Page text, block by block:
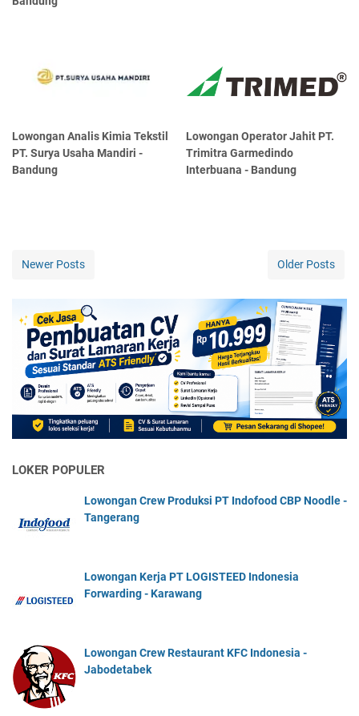
Lowongan Analis Kimia Tekstil
PT. Surya Usaha Mandiri -
Bandung
Lowongan Operator Jahit PT.
Trimitra Garmedindo
Interbuana - Bandung
Newer Posts Older Posts
LOKER POPULER
Lowongan Crew Produksi PT Indofood CBP Noodle -
Tangerang
Lowongan Kerja PT LOGISTEED Indonesia
Forwarding - Karawang
Lowongan Crew Restaurant KFC Indonesia -
Jabodetabek